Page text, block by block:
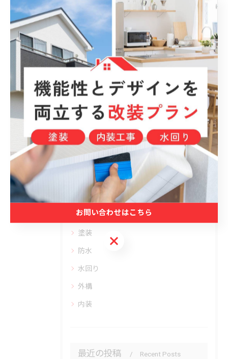
#外壁塗装
#屋根塗装
#福岡リフォーム
#株式会社ペントホーム
< 前のページ 一覧に戻る 次のページ >
カテゴリー Categories
全てのカテゴリー
塗装
防水
水回り
外構
内装
最近の投稿 Recent Posts
お問い合わせはこちら
お問い合わせはこちら